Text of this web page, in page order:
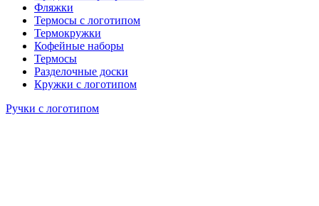
Фляжки
Термосы с логотипом
Термокружки
Кофейные наборы
Термосы
Разделочные доски
Кружки с логотипом
Ручки с логотипом